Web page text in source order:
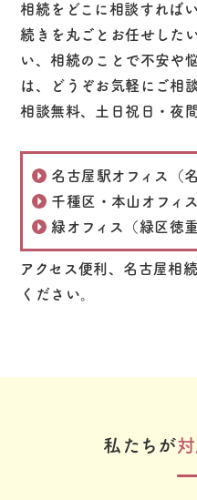
相続をどこに相談すれば
続きを丸ごとお任せした
い、相続のことで不安や
は、どうぞお気軽にご相
相談無料、土日祝日・夜
名古屋駅オフィス（
千種区・本山オフィ
緑オフィス（緑区徳
アクセス便利、名古屋相
ください。
私たちが